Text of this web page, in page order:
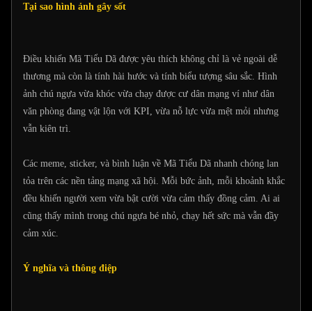
Tại sao hình ảnh gây sốt
Điều khiến Mã Tiểu Dã được yêu thích không chỉ là vẻ ngoài dễ
thương mà còn là tính hài hước và tính biểu tượng sâu sắc. Hình
ảnh chú ngựa vừa khóc vừa chạy được cư dân mạng ví như dân
văn phòng đang vật lộn với KPI, vừa nỗ lực vừa mệt mỏi nhưng
vẫn kiên trì.
Các meme, sticker, và bình luận về Mã Tiểu Dã nhanh chóng lan
tỏa trên các nền tảng mạng xã hội. Mỗi bức ảnh, mỗi khoảnh khắc
đều khiến người xem vừa bật cười vừa cảm thấy đồng cảm. Ai ai
cũng thấy mình trong chú ngựa bé nhỏ, chạy hết sức mà vẫn đầy
cảm xúc.
Ý nghĩa và thông điệp